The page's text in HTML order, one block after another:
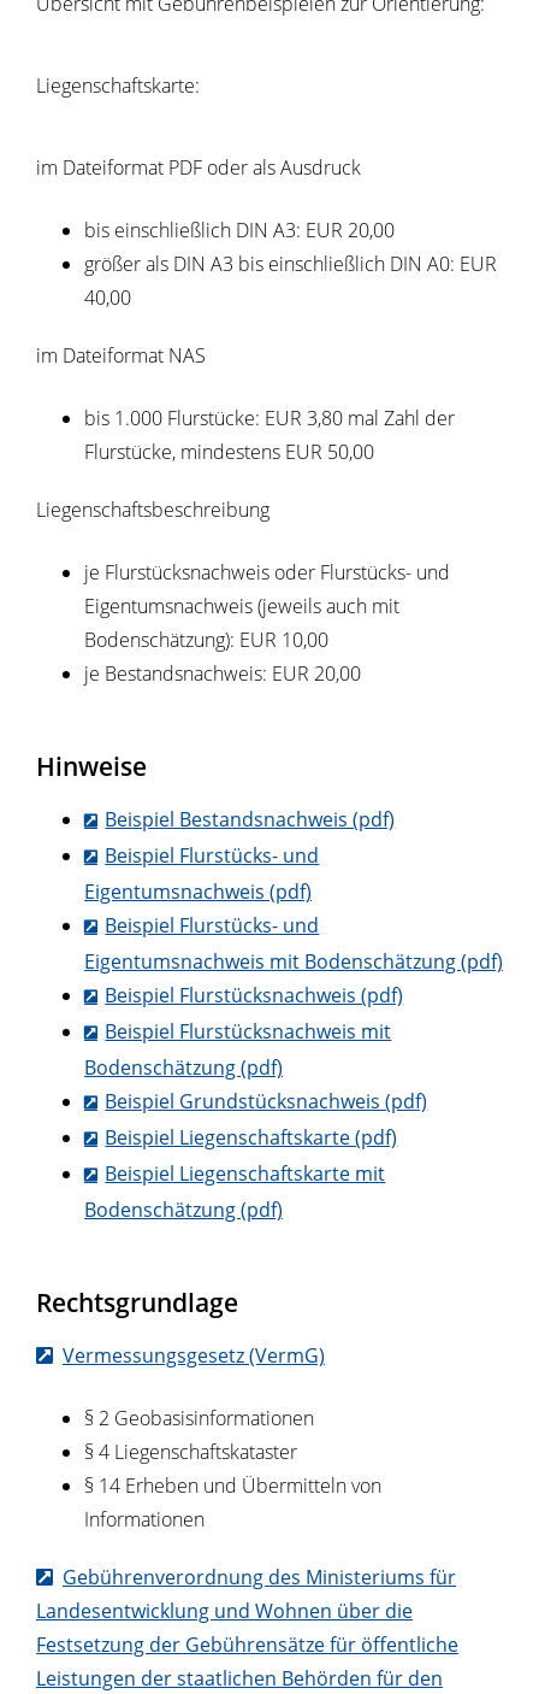
Liegenschaftskarte:
im Dateiformat PDF oder als Ausdruck
bis einschließlich DIN A3: EUR 20,00
größer als DIN A3 bis einschließlich DIN A0: EUR
40,00
im Dateiformat NAS
bis 1.000 Flurstücke: EUR 3,80 mal Zahl der
Flurstücke, mindestens EUR 50,00
Liegenschaftsbeschreibung
je Flurstücksnachweis oder Flurstücks- und
Eigentumsnachweis (jeweils auch mit
Bodenschätzung): EUR 10,00
je Bestandsnachweis: EUR 20,00
Hinweise
Beispiel Bestandsnachweis (pdf)
Beispiel Flurstücks- und
Eigentumsnachweis (pdf)
Beispiel Flurstücks- und
Eigentumsnachweis mit Bodenschätzung (pdf)
Beispiel Flurstücksnachweis (pdf)
Beispiel Flurstücksnachweis mit
Bodenschätzung (pdf)
Beispiel Grundstücksnachweis (pdf)
Beispiel Liegenschaftskarte (pdf)
Beispiel Liegenschaftskarte mit
Bodenschätzung (pdf)
Rechtsgrundlage
Vermessungsgesetz (VermG)
§ 2 Geobasisinformationen
§ 4 Liegenschaftskataster
§ 14 Erheben und Übermitteln von
Informationen
Gebührenverordnung des Ministeriums für
Landesentwicklung und Wohnen über die
Festsetzung der Gebührensätze für öffentliche
Leistungen der staatlichen Behörden für den